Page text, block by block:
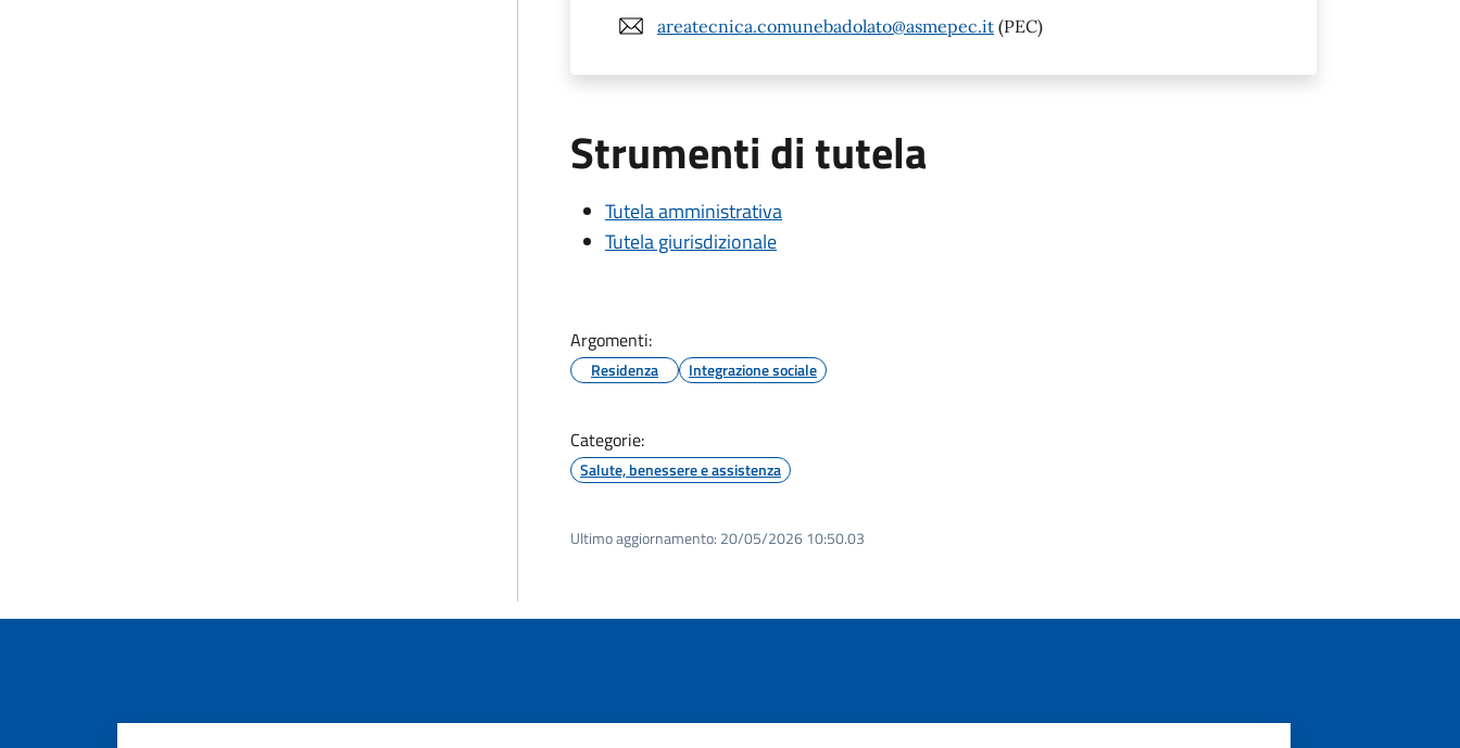
areatecnica.comunebadolato@asmepec.it (PEC)
Strumenti di tutela
Tutela amministrativa
Tutela giurisdizionale
Argomenti:
Residenza Integrazione sociale
Categorie:
Salute, benessere e assistenza
Ultimo aggiornamento: 20/05/2026 10:50.03